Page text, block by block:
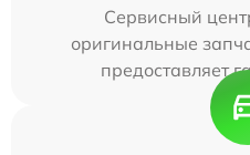
Сервисный
оригинальные
предоставляет